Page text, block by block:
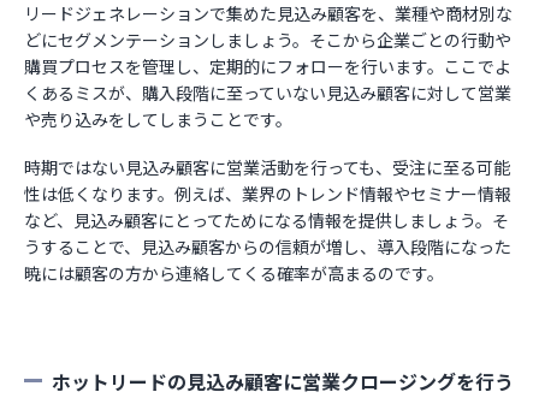
リードジェネレーションで集めた見込み顧客を、業種や商材別な
どにセグメンテーションしましょう。そこから企業ごとの行動や
購買プロセスを管理し、定期的にフォローを行います。ここでよ
くあるミスが、購入段階に至っていない見込み顧客に対して営業
や売り込みをしてしまうことです。
時期ではない見込み顧客に営業活動を行っても、受注に至る可能
性は低くなります。例えば、業界のトレンド情報やセミナー情報
など、見込み顧客にとってためになる情報を提供しましょう。そ
うすることで、見込み顧客からの信頼が増し、導入段階になった
暁には顧客の方から連絡してくる確率が高まるのです。
ホットリードの見込み顧客に営業クロージングを行う